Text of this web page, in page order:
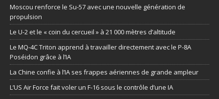
Moscou renforce le Su-57 avec une nouvelle génération de
propulsion
Le U-2 et le « coin du cercueil » à 21 000 mètres d’altitude
Le MQ-4C Triton apprend à travailler directement avec le P-8A
Poséidon grâce à l’IA
La Chine confie à l’IA ses frappes aériennes de grande ampleur
L’US Air Force fait voler un F-16 sous le contrôle d’une IA